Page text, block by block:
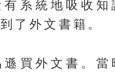
系統地吸收
了外文書籍。
遜買外文書。